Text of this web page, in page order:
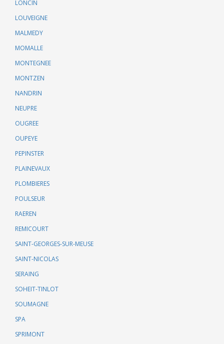
LONCIN
LOUVEIGNE
MALMEDY
MOMALLE
MONTEGNEE
MONTZEN
NANDRIN
NEUPRE
OUGREE
OUPEYE
PEPINSTER
PLAINEVAUX
PLOMBIERES
POULSEUR
RAEREN
REMICOURT
SAINT-GEORGES-SUR-MEUSE
SAINT-NICOLAS
SERAING
SOHEIT-TINLOT
SOUMAGNE
SPA
SPRIMONT